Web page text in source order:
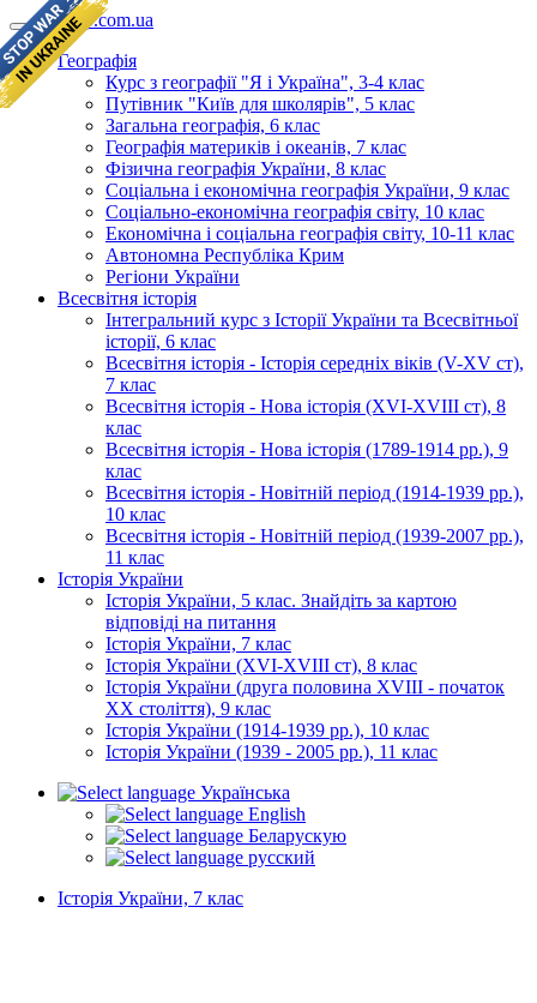
geomap.com.ua
Географія
Курс з географії "Я і Україна", 3-4 клас
Путівник "Київ для школярів", 5 клас
Загальна географія, 6 клас
Географія материків і океанів, 7 клас
Фізична географія України, 8 клас
Соціальна і економічна географія України, 9 клас
Соціально-економічна географія світу, 10 клас
Економічна і соціальна географія світу, 10-11 клас
Автономна Республіка Крим
Регіони України
Всесвітня історія
Інтегральний курс з Історії України та Всесвітньої
історії, 6 клас
Всесвітня історія - Історія середніх віків (V-XV ст),
7 клас
Всесвітня історія - Нова історія (XVI-XVIII ст), 8
клас
Всесвітня історія - Нова історія (1789-1914 рр.), 9
клас
Всесвітня історія - Новітній період (1914-1939 рр.),
10 клас
Всесвітня історія - Новітній період (1939-2007 рр.),
11 клас
Історія України
Історія України, 5 клас. Знайдіть за картою
відповіді на питання
Історія України, 7 клас
Історія України (XVI-XVIII ст), 8 клас
Історія України (друга половина XVIII - початок
XX століття), 9 клас
Історія України (1914-1939 рр.), 10 клас
Історія України (1939 - 2005 рр.), 11 клас
Українська
English
Беларускую
русский
Історія України, 7 клас